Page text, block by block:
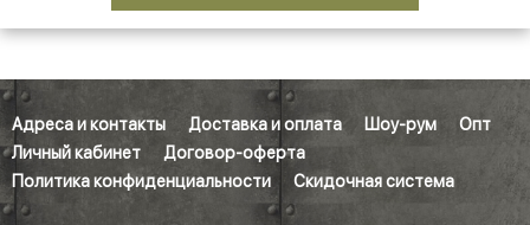
Адреса и контакты Доставка и оплата Шоу-рум
Опт
Личный кабинет
Договор-оферта
Политика конфиденциальности
Скидочная система